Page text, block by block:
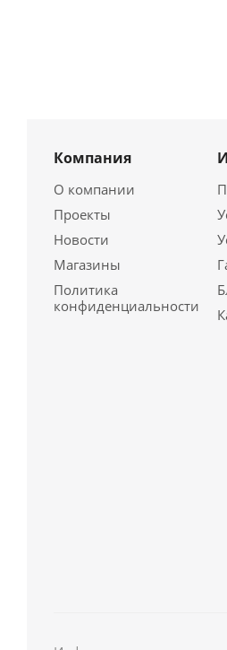
Компания
О компании
Проекты
Новости
Магазины
Политика
конфиденциальности